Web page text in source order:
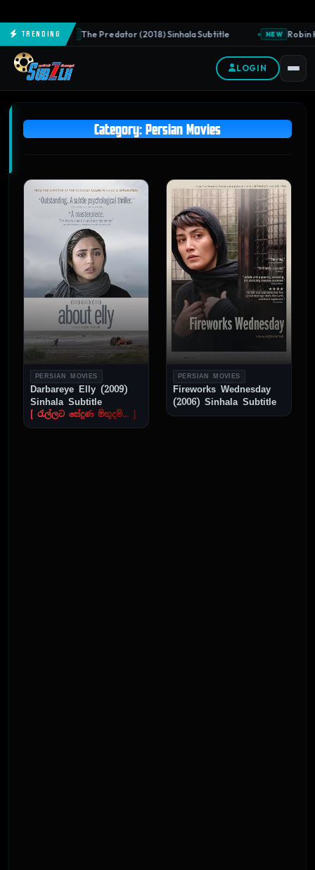
TrendingNEW The Predator (2018) Sinhala Subtitle NEW Robin
LOGIN
Category: Persian Movies
PERSIAN MOVIES
Darbareye Elly (2009)
Sinhala Subtitle
[ රැල්ලට සේදුණ මිතුදම්... ]
PERSIAN MOVIES
Fireworks Wednesday
(2006) Sinhala Subtitle